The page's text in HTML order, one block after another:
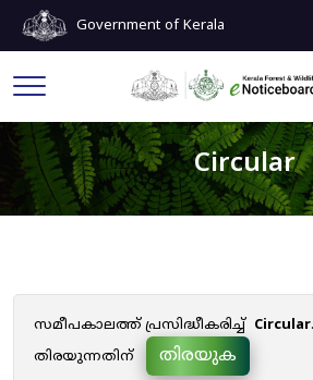
Government of Kerala
Circular
സമീപകാലത്ത് പ്രസിദ്ധീകരിച്ച് Circular
തിരയുന്നതിന്
തിരയുക